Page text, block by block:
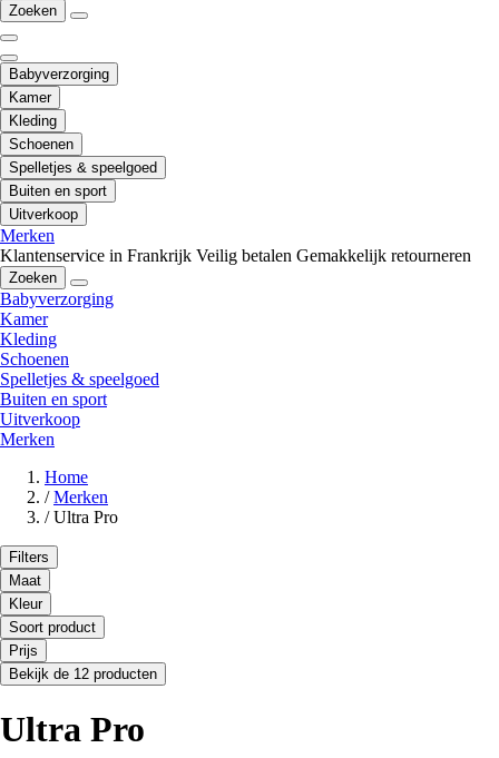
Zoeken
Babyverzorging
Kamer
Kleding
Schoenen
Spelletjes & speelgoed
Buiten en sport
Uitverkoop
Merken
Klantenservice in Frankrijk Veilig betalen Gemakkelijk retourneren
Zoeken
Babyverzorging
Kamer
Kleding
Schoenen
Spelletjes & speelgoed
Buiten en sport
Uitverkoop
Merken
Home
/ Merken
/ Ultra Pro
Filters
Maat
Kleur
Soort product
Prijs
Bekijk de 12 producten
Ultra Pro